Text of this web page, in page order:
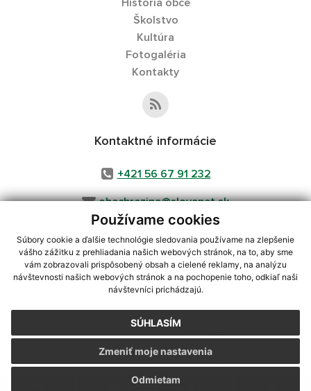
Používame cookies
Súbory cookie a ďalšie technológie sledovania používame na zlepšenie
vášho zážitku z prehliadania našich webových stránok, na to, aby sme
vám zobrazovali prispôsobený obsah a cielené reklamy, na analýzu
návštevnosti našich webových stránok a na pochopenie toho, odkiaľ naši
návštevníci prichádzajú.
SÚHLASÍM
Odmietam
Zmeniť moje nastavenia
História obce
Školstvo
Kultúra
Fotogaléria
Kontakty
Kontaktné informácie
+421 56 67 91 232
obecbrezina@slovanet.sk
využite možnosť získavania aktuálnych informácií s využitím RSS
CMS systém (redakčný) systém ECHELON 2,Mapa stránok,web portál
webex.digital, s.r.o.,domény,registrácia domény
Posledná aktualizácia:31.07.2026
Vytlačiť stránku|Vyhlásenie o prístupnosti